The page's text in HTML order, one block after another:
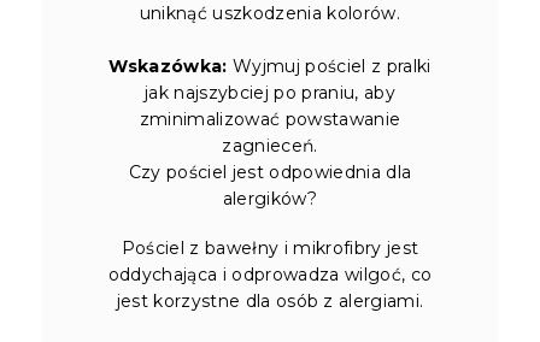
uniknąć uszkodzenia kolorów.
Wskazówka: Wyjmuj pościel z pralki
jak najszybciej po praniu, aby
zminimalizować powstawanie
zagnieceń.
Czy pościel jest odpowiednia dla
alergików?
Pościel z bawełny i mikrofibry jest
oddychająca i odprowadza wilgoć, co
jest korzystne dla osób z alergiami.